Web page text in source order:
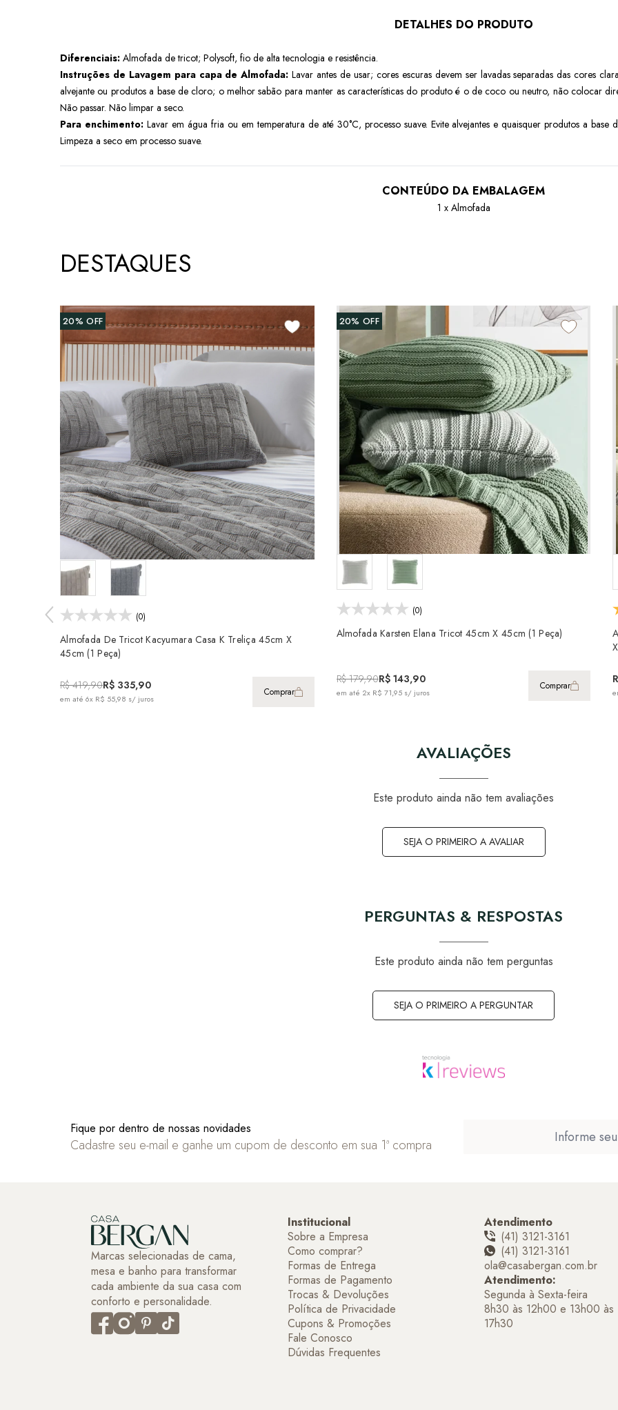
DETALHES DO PRODUTO
Diferenciais: Almofada de tricot; Polysoft, fio de alta tecnologia e resistência.
Instruções de Lavagem para capa de Almofada:Lavar antes de usar; cores escuras devem ser lavadas separadas das cores
alvejante ou produtos a base de cloro; o melhor sabão para manter as características do produto é o de coco ou neutro, não colocar
Não passar. Não limpar a seco.
Para enchimento:Lavar em água fria ou em temperatura de até 30°C, processo suave. Evite alvejantes e quaisquer produtos a base
Limpeza a seco em processo suave.
CONTEÚDO DA EMBALAGEM
1 x Almofada
DESTAQUES
20% OFF
(0)
Almofada De Tricot Kacyumara Casa K Treliça 45cm X
45cm (1 Peça)
R$ 419,90R$ 335,90
em até 6x R$ 55,98 s/ juros
Comprar
20% OFF
(0)
Almofada Karsten Elana Tricot 45cm X 45cm (1 Peça)
R$ 179,90R$ 143,90
em até 2x R$ 71,95 s/ juros
Comprar
AVALIAÇÕES
Este produto ainda não tem avaliações
SEJA O PRIMEIRO A AVALIAR
PERGUNTAS & RESPOSTAS
Este produto ainda não tem perguntas
SEJA O PRIMEIRO A PERGUNTAR
Fique por dentro de nossas novidades
Cadastre seu e-mail e ganhe um cupom de desconto em sua 1ª compra
Marcas selecionadas de cama,
mesa e banho para transformar
cada ambiente da sua casa com
conforto e personalidade.
Institucional
Sobre a Empresa
Como comprar?
Formas de Entrega
Formas de Pagamento
Trocas & Devoluções
Política de Privacidade
Cupons & Promoções
Fale Conosco
Dúvidas Frequentes
Atendimento
(41) 3121-3161
(41) 3121-3161
ola@casabergan.com.br
Atendimento:
Segunda à Sexta-feira
8h30 às 12h00 e 13h00 às
17h30